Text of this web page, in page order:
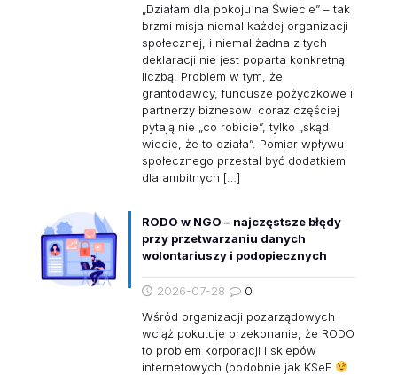
„Działam dla pokoju na Świecie” – tak
brzmi misja niemal każdej organizacji
społecznej, i niemal żadna z tych
deklaracji nie jest poparta konkretną
liczbą. Problem w tym, że
grantodawcy, fundusze pożyczkowe i
partnerzy biznesowi coraz częściej
pytają nie „co robicie”, tylko „skąd
wiecie, że to działa”. Pomiar wpływu
społecznego przestał być dodatkiem
dla ambitnych […]
RODO w NGO – najczęstsze błędy
przy przetwarzaniu danych
wolontariuszy i podopiecznych
2026-07-28
0
Wśród organizacji pozarządowych
wciąż pokutuje przekonanie, że RODO
to problem korporacji i sklepów
internetowych (podobnie jak KSeF